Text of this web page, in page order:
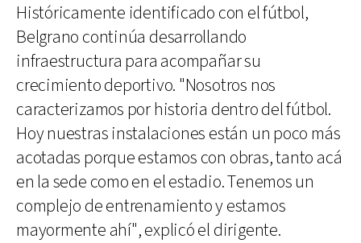
Históricamente identificado con el fútbol,
Belgrano continúa desarrollando
infraestructura para acompañar su
crecimiento deportivo. "Nosotros nos
caracterizamos por historia dentro del fútbol.
Hoy nuestras instalaciones están un poco más
acotadas porque estamos con obras, tanto acá
en la sede como en el estadio. Tenemos un
complejo de entrenamiento y estamos
mayormente ahí", explicó el dirigente.